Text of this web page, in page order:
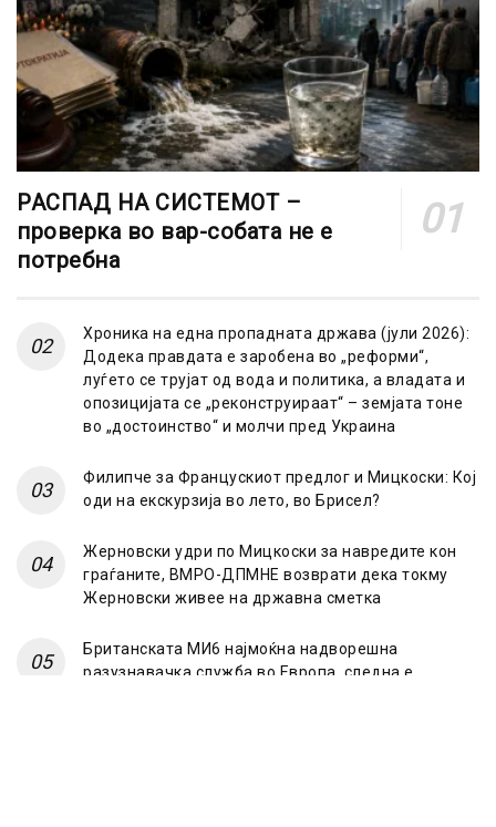
РАСПАД НА СИСТЕМОТ –
проверка во вар-собата не е
потребна
Хроника на една пропадната држава (јули 2026):
Додека правдата е заробена во „реформи“,
луѓето се трујат од вода и политика, а владата и
опозицијата се „реконструираат“ – земјата тоне
во „достоинство“ и молчи пред Украина
Филипче за Францускиот предлог и Мицкоски: Кој
оди на екскурзија во лето, во Брисел?
Жерновски удри по Мицкоски за навредите кон
граѓаните, ВМРО-ДПМНЕ возврати дека токму
Жерновски живее на државна сметка
Британската МИ6 најмоќна надворешна
разузнавачка служба во Европа, следна е